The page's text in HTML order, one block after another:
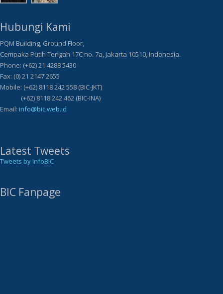
Hubungi Kami
PQM Building, Ground Floor,
Cempaka Putih Tengah 17C no. 7a, Jakarta 10510, Indonesia.
Phone: (+62) 21 4288 5430
Fax: (0) 21 2147 2655
Mobile: (+62) 8118 242 558 (BIC-JKT)
(+62) 8118 242 462 (BIC-INA)
Email: info@bic.web.id
Latest Tweets
Tweets by InfoBIC
BIC Fanpage